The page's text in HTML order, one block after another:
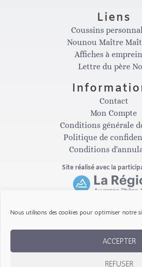
Nous utilisons des cookies pour optimiser notre
ACCEPTER
REFUSER
n
s
t
a
g
r
a
m
a
b
Liens
Coussins
Nounou Maître
Affiches à
Lettre du père
Contact
Mon Compte
Conditions générale
Politique de
Conditions
Site réalisé avec la
Copyright © 2026 Les Gribouillis d'Arthur